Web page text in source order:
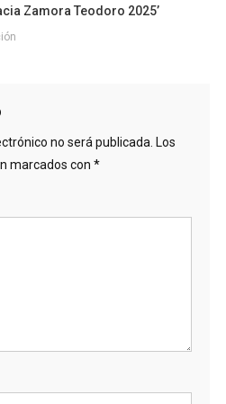
Zamora Teodoro 2025’
no será publicada. Los
marcados con *